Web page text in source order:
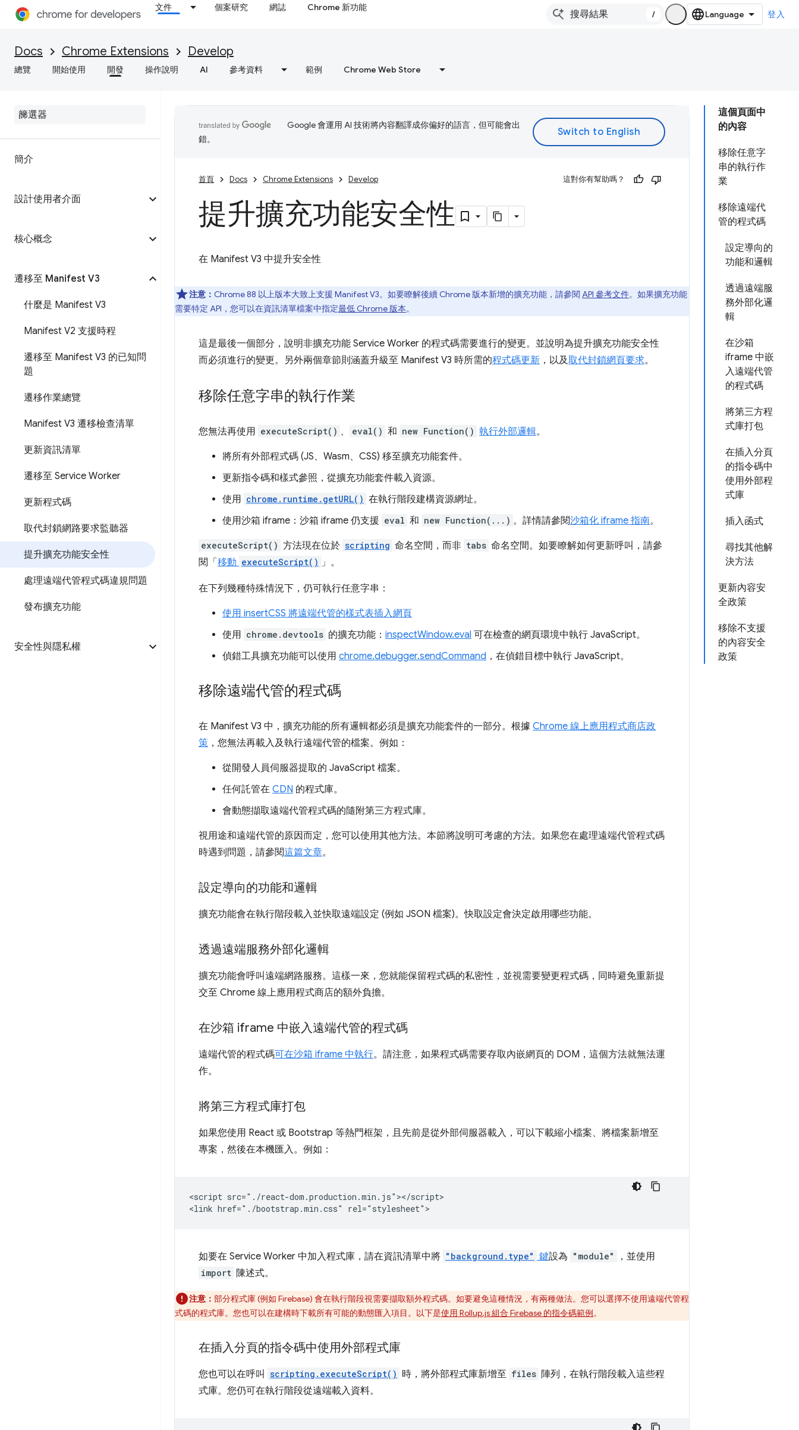
文件 個案研究 網誌 Chrome 新功能
/ 登入
Docs Chrome Extensions Develop
總覽 開始使用 開發 操作說明 AI 參考資料 範例 Chrome Web Store
簡介
設計使用者介面
核心概念
遷移至 Manifest V3
什麼是 Manifest V3
Manifest V2 支援時程
遷移至 Manifest V3 的已知問
題
遷移作業總覽
Manifest V3 遷移檢查清單
更新資訊清單
遷移至 Service Worker
更新程式碼
取代封鎖網路要求監聽器
提升擴充功能安全性
處理遠端代管程式碼違規問題
發布擴充功能
安全性與隱私權
這個頁面中
的內容
移除任意字
串的執行作
業
移除遠端代
管的程式碼
設定導向的
功能和邏輯
透過遠端服
務外部化邏
輯
在沙箱
iframe 中嵌
入遠端代管
的程式碼
將第三方程
式庫打包
在插入分頁
的指令碼中
使用外部程
式庫
插入函式
尋找其他解
決方法
更新內容安
全政策
移除不支援
的內容安全
政策
Google 會運用 AI 技術將內容翻譯成你偏好的語言，但可能會出
錯。
首頁 Docs Chrome Extensions Develop 這對你有幫助嗎？
提升擴充功能安全性
在 Manifest V3 中提升安全性
注意： Chrome 88 以上版本大致上支援 Manifest V3。如要瞭解後續 Chrome 版本新增的擴充功能，請參閱 API 參考文件。如果擴充功能
需要特定 API，您可以在資訊清單檔案中指定最低 Chrome 版本。
這是最後一個部分，說明非擴充功能 Service Worker 的程式碼需要進行的變更。並說明為提升擴充功能安全性
而必須進行的變更。另外兩個章節則涵蓋升級至 Manifest V3 時所需的程式碼更新 ，以及取代封鎖網頁要求。
移除任意字串的執行作業
您無法再使用 executeScript() 、 eval() 和 new Function() 執行外部邏輯。
將所有外部程式碼 (JS、Wasm、CSS) 移至擴充功能套件。
更新指令碼和樣式參照，從擴充功能套件載入資源。
使用 chrome.runtime.getURL() 在執行階段建構資源網址。
使用沙箱 iframe：沙箱 iframe 仍支援 eval 和 new Function(...) 。詳情請參閱沙箱化 iframe 指南。
executeScript() 方法現在位於 scripting 命名空間，而非 tabs 命名空間。如要瞭解如何更新呼叫，請參
閱「 移動 executeScript() 」。
在下列幾種特殊情況下，仍可執行任意字串：
使用 insertCSS 將遠端代管的樣式表插入網頁
使用 chrome.devtools 的擴充功能： inspectWindow.eval 可在檢查的網頁環境中執行 JavaScript。
偵錯工具擴充功能可以使用 chrome.debugger.sendCommand ，在偵錯目標中執行 JavaScript。
移除遠端代管的程式碼
在 Manifest V3 中，擴充功能的所有邏輯都必須是擴充功能套件的一部分。根據 Chrome 線上應用程式商店政
策 ，您無法再載入及執行遠端代管的檔案。例如：
從開發人員伺服器提取的 JavaScript 檔案。
任何託管在 CDN 的程式庫。
會動態擷取遠端代管程式碼的隨附第三方程式庫。
視用途和遠端代管的原因而定，您可以使用其他方法。本節將說明可考慮的方法。如果您在處理遠端代管程式碼
時遇到問題，請參閱這篇文章。
設定導向的功能和邏輯
擴充功能會在執行階段載入並快取遠端設定 (例如 JSON 檔案)。快取設定會決定啟用哪些功能。
透過遠端服務外部化邏輯
擴充功能會呼叫遠端網路服務。這樣一來，您就能保留程式碼的私密性，並視需要變更程式碼，同時避免重新提
交至 Chrome 線上應用程式商店的額外負擔。
在沙箱 iframe 中嵌入遠端代管的程式碼
遠端代管的程式碼可在沙箱 iframe 中執行。請注意，如果程式碼需要存取內嵌網頁的 DOM，這個方法就無法運
作。
將第三方程式庫打包
如果您使用 React 或 Bootstrap 等熱門框架，且先前是從外部伺服器載入，可以下載縮小檔案、將檔案新增至
專案，然後在本機匯入。例如：
<script src="./react-dom.production.min.js"></script>
如要在 Service Worker 中加入程式庫，請在資訊清單中將 "background.type" 鍵設為 "module" ，並使用
import 陳述式。
注意： 部分程式庫 (例如 Firebase) 會在執行階段視需要擷取額外程式碼。如要避免這種情況，有兩種做法。您可以選擇不使用遠端代管程
式碼的程式庫。您也可以在建構時下載所有可能的動態匯入項目。以下是使用 Rollup.js 組合 Firebase 的指令碼範例。
在插入分頁的指令碼中使用外部程式庫
您也可以在呼叫 scripting.executeScript() 時，將外部程式庫新增至 files 陣列，在執行階段載入這些程
式庫。您仍可在執行階段從遠端載入資料。